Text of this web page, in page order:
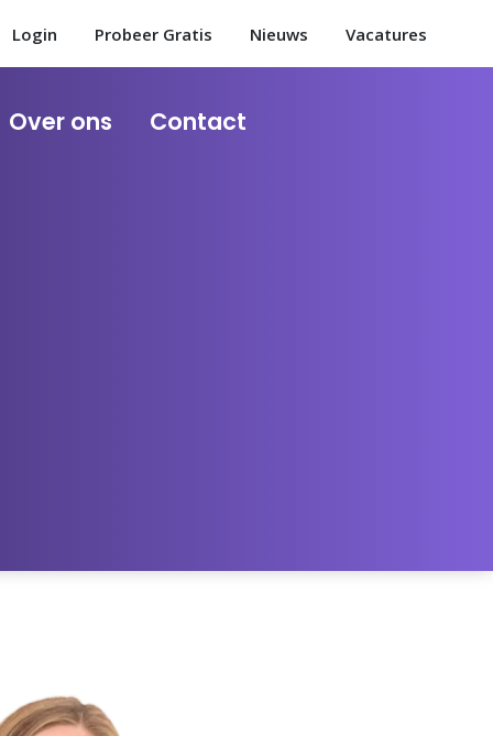
Login Probeer Gratis Nieuws Vacatures
Over ons Contact